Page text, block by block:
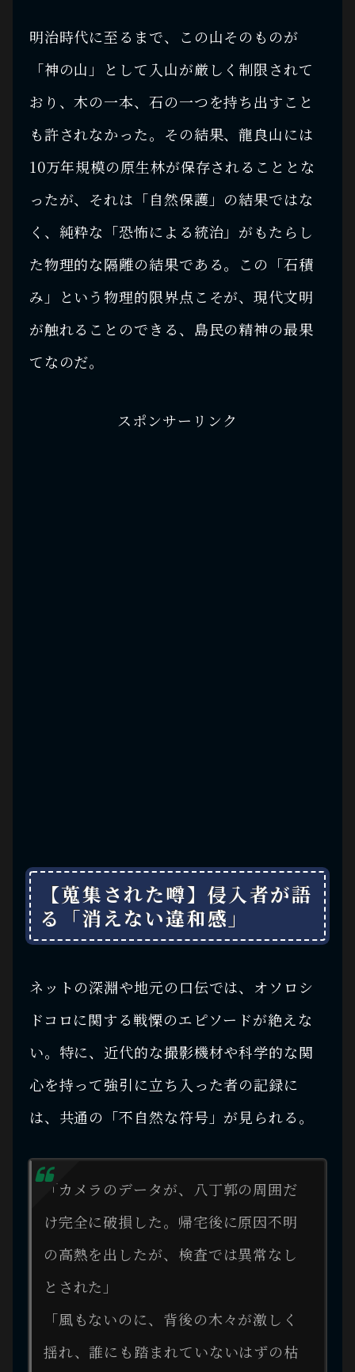
明治時代に至るまで、この山そのものが
「神の山」として入山が厳しく制限されて
おり、木の一本、石の一つを持ち出すこと
も許されなかった。その結果、龍良山には
10万年規模の原生林が保存されることとな
ったが、それは「自然保護」の結果ではな
く、純粋な「恐怖による統治」がもたらし
た物理的な隔離の結果である。この「石積
み」という物理的限界点こそが、現代文明
が触れることのできる、島民の精神の最果
てなのだ。
スポンサーリンク
【蒐集された噂】侵入者が語
る「消えない違和感」
ネットの深淵や地元の口伝では、オソロシ
ドコロに関する戦慄のエピソードが絶えな
い。特に、近代的な撮影機材や科学的な関
心を持って強引に立ち入った者の記録に
は、共通の「不自然な符号」が見られる。
「カメラのデータが、八丁郭の周囲だ
け完全に破損した。帰宅後に原因不明
の高熱を出したが、検査では異常なし
とされた」
「風もないのに、背後の木々が激しく
揺れ、誰にも踏まれていないはずの枯